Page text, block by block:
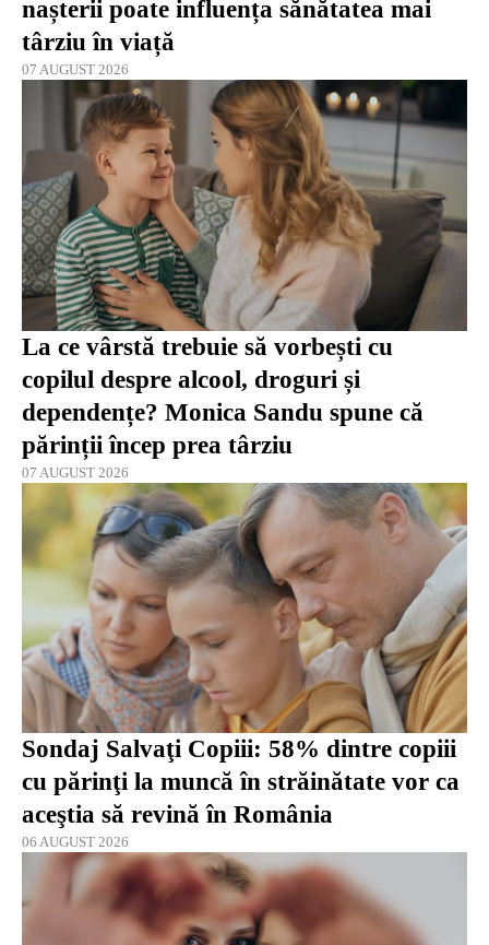
nașterii poate influența sănătatea mai
târziu în viață
07 AUGUST 2026
La ce vârstă trebuie să vorbești cu
copilul despre alcool, droguri și
dependențe? Monica Sandu spune că
părinții încep prea târziu
07 AUGUST 2026
Sondaj Salvaţi Copiii: 58% dintre copiii
cu părinţi la muncă în străinătate vor ca
aceştia să revină în România
06 AUGUST 2026